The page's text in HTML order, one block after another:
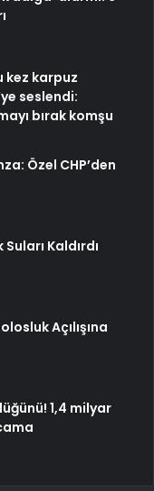
kez karpuz
seslendi:
bırak komşu
Özel CHP’den
Kaldırdı
Açılışına
1,4 milyar